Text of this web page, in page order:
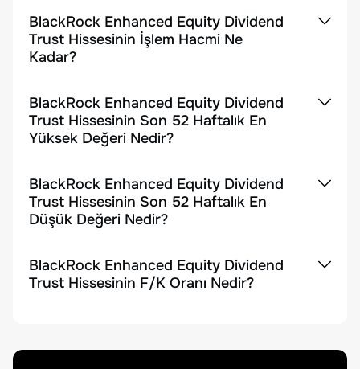
BlackRock Enhanced Equity Dividend
Trust Hissesinin İşlem Hacmi Ne
Kadar?
BlackRock Enhanced Equity Dividend
Trust Hissesinin Son 52 Haftalık En
Yüksek Değeri Nedir?
BlackRock Enhanced Equity Dividend
Trust Hissesinin Son 52 Haftalık En
Düşük Değeri Nedir?
BlackRock Enhanced Equity Dividend
Trust Hissesinin F/K Oranı Nedir?